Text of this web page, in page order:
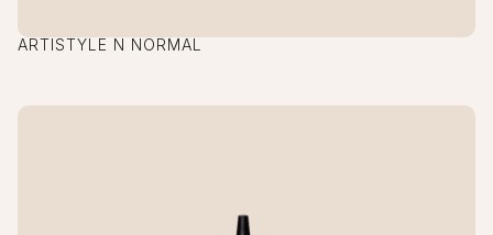
ARTISTYLE N NORMAL